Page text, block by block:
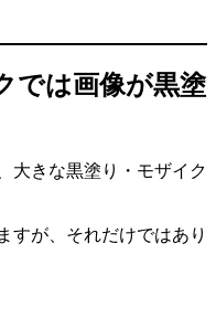
では画像が黒塗
大きな黒塗り・モザイク
すが、それだけではあり